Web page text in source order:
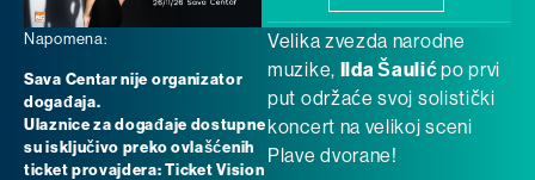
Napomena:
Sava Centar nije organizator
događaja.
Ulaznice za događaje dostupne
su isključivo preko ovlašćenih
ticket provajdera: Ticket Vision
Velika zvezda narodne
muzike,
Ilda Šaulićpo prvi
put održaće svoj solistički
koncert na velikoj sceni
Plave dvorane!